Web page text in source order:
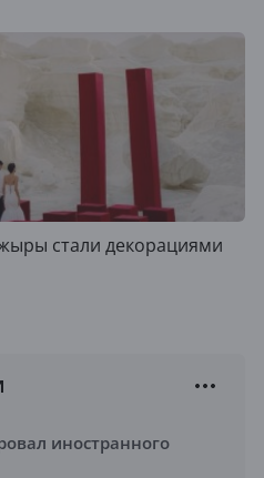
стали декорациями
иностранного